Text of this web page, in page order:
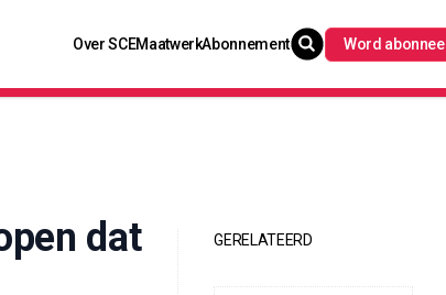
Over SCEMaatwerkAbonnement Word abonnee
dat
GERELATEERD